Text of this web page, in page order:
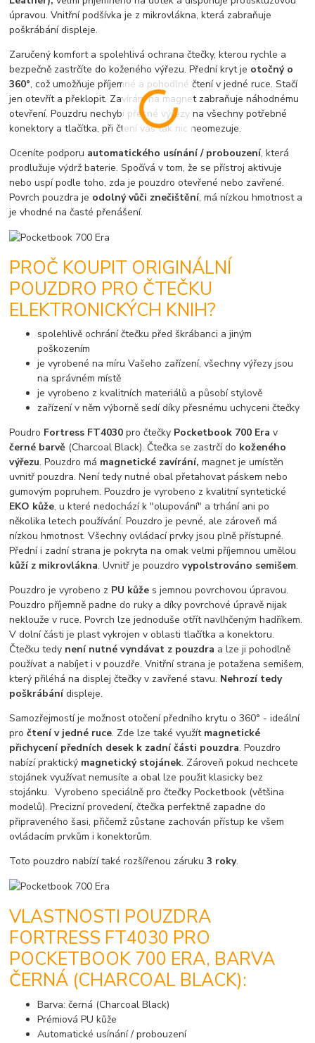
úpravou. Vnitřní podšívka je z mikrovlákna, která zabraňuje
poškrábání displeje.
Zaručený komfort a spolehlivá ochrana čtečky, kterou rychle a
bezpečně zastrčíte do koženého výřezu. Přední kryt je otočný o
360°, což umožňuje příjemné a pohodlné čtení v jedné ruce. Stačí
jen otevřít a překlopit. Zavírání na magnet zabraňuje náhodnému
otevření. Pouzdru nechybí přesné výřezy na všechny potřebné
konektory a tlačítka, při čtení vás tak nic neomezuje.
Oceníte podporu automatického usínání / probouzení, která
prodlužuje výdrž baterie. Spočívá v tom, že se přístroj aktivuje
nebo uspí podle toho, zda je pouzdro otevřené nebo zavřené.
Povrch pouzdra je odolný vůči znečištění, má nízkou hmotnost a
je vhodné na časté přenášení.
PROČ KOUPIT ORIGINÁLNÍ
POUZDRO PRO ČTEČKU
ELEKTRONICKÝCH KNIH?
spolehlivě ochrání čtečku před škrábanci a jiným
poškozením
je vyrobené na míru Vašeho zařízení, všechny výřezy jsou
na správném místě
je vyrobeno z kvalitních materiálů a působí stylově
zařízení v něm výborně sedí díky přesnému uchyceni čtečky
Poudro Fortress FT4030pro čtečky Pocketbook 700 Erav
černé barvě (Charcoal Black). Čtečka se zastrčí do koženého
výřezu. Pouzdro má magnetické zavírání,magnet je umístěn
uvnitř pouzdra. Není tedy nutné obal přetahovat páskem nebo
gumovým popruhem. Pouzdro je vyrobeno z kvalitní syntetické
EKO kůže, u které nedochází k "olupování" a trhání ani po
několika letech používání. Pouzdro je pevné, ale zároveň má
nízkou hmotnost. Všechny ovládací prvky jsou plně přístupné.
Přední i zadní strana je pokryta na omak velmi příjemnou umělou
kůží z mikrovlákna. Uvnitř je pouzdrovypolstrováno semišem.
Pouzdro je vyrobeno z PU kůže s jemnou povrchovou úpravou.
Pouzdro příjemně padne do ruky a díky povrchové úpravě nijak
neklouže v ruce. Povrch lze jednoduše otřít navlhčeným hadříkem.
V dolní části je plast vykrojen v oblasti tlačítka a konektoru.
Čtečku tedy není nutné vyndávat z pouzdra a lze ji pohodlně
používat a nabíjet i v pouzdře. Vnitřní strana je potažena semišem,
který přiléhá na displej čtečky v zavřené stavu. Nehrozí tedy
poškrábánídispleje.
Samozřejmostí je možnost otočení předního krytu o 360° - ideální
pročtení v jedné ruce. Zde lze také využít magnetické
přichycení předních desek k zadní části pouzdra. Pouzdro
nabízí praktický magnetický stojánek. Zároveň pokud nechcete
stojánek využívat nemusíte a obal lze použit klasicky bez
stojánku. Vyrobeno speciálně pro čtečky Pocketbook (většina
modelů). Precizní provedení, čtečka perfektně zapadne do
připraveného šasi, přičemž zůstane zachován přístup ke všem
ovládacím prvkům i konektorům.
Toto pouzdro nabízí také rozšířenou záruku3 roky.
VLASTNOSTI POUZDRA
FORTRESS FT4030 PRO
POCKETBOOK 700 ERA, BARVA
ČERNÁ (CHARCOAL BLACK):
Barva: černá (Charcoal Black)
Prémiová PU kůže
Automatické usínání / probouzení